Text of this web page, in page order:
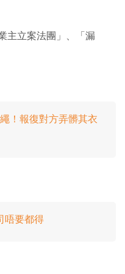
主立案法團」、「漏
！報復對方弄髒其衣
唔要都得